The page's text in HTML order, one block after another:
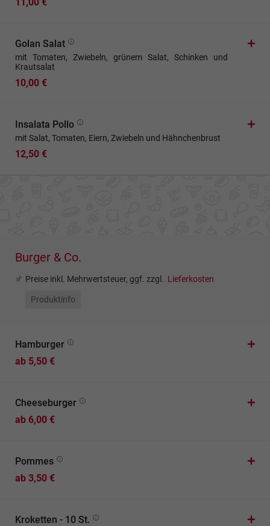
Golan Salat
mit Tomaten, Zwiebeln, grünem Salat, Schinken und
Krautsalat
10,00 €
Insalata Pollo
mit Salat, Tomaten, Eiern, Zwiebeln und Hähnchenbrust
12,50 €
Burger & Co.
Preise inkl. Mehrwertsteuer, ggf. zzgl. Lieferkosten
Produktinfo
Hamburger
ab 5,50 €
Cheeseburger
ab 6,00 €
Pommes
ab 3,50 €
Kroketten - 10 St.